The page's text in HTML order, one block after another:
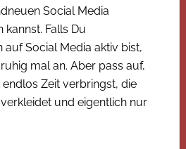
Social Media
Falls Du
Social Media aktiv bist,
mal an. Aber pass auf,
Zeit verbringst, die
und eigentlich nur